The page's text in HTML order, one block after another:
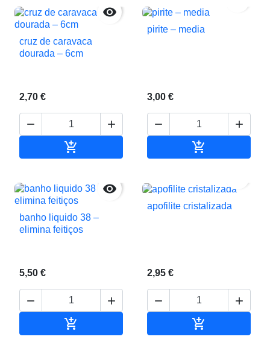

cruz de caravaca
dourada – 6cm
2,70 €
 

pirite – media
3,00 €
 


banho liquido 38 –
elimina feitiços
5,50 €
 

apofilite cristalizada
2,95 €
 
